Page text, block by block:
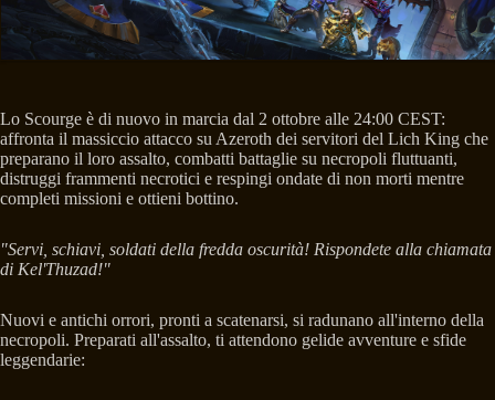
Lo Scourge è di nuovo in marcia dal 2 ottobre alle 24:00 CEST:
affronta il massiccio attacco su Azeroth dei servitori del Lich King che
preparano il loro assalto, combatti battaglie su necropoli fluttuanti,
distruggi frammenti necrotici e respingi ondate di non morti mentre
completi missioni e ottieni bottino.
"Servi, schiavi, soldati della fredda oscurità! Rispondete alla chiamata
di Kel'Thuzad!"
Nuovi e antichi orrori, pronti a scatenarsi, si radunano all'interno della
necropoli. Preparati all'assalto, ti attendono gelide avventure e sfide
leggendarie: